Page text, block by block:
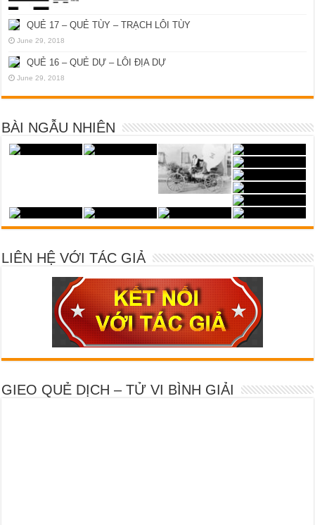
QUẺ 17 – QUẺ TÙY – TRẠCH LÔI TÙY
June 29, 2018
QUẺ 16 – QUẺ DỰ – LÔI ĐỊA DỰ
June 29, 2018
BÀI NGẪU NHIÊN
LIÊN HỆ VỚI TÁC GIẢ
GIEO QUẺ DỊCH – TỬ VI BÌNH GIẢI